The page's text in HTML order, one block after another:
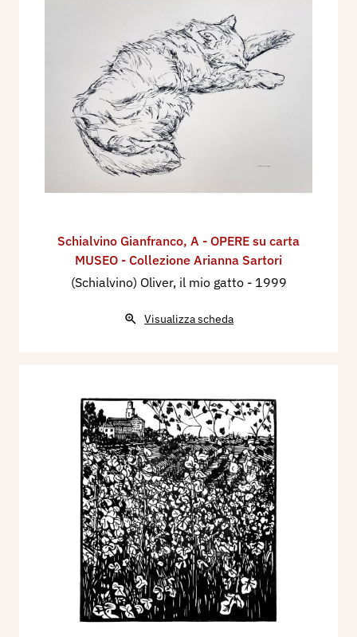
Schialvino ​Gianfranco, A - OPERE su carta
MUSEO - Collezione Arianna Sartori
(Schialvino) Oliver, il mio gatto - 1999
Visualizza scheda